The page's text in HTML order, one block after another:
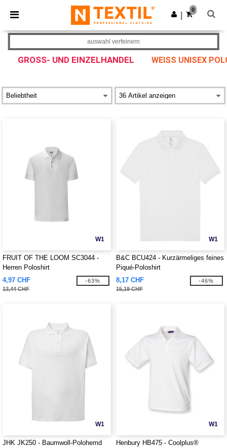
× Ntextil App
Bessere Preise in der App!
App holen
0
GROSS- UND EINZELHANDEL WEISS UNISEX
auswahl verfeinern
W1
FRUIT OF THE LOOM SC3044 -
Herren Poloshirt
4,97 CHF
13,44 CHF
-63%
W1
B&C BCU424 - Kurzärmeliges feines
Piqué-Poloshirt
8,17 CHF
15,19 CHF
-46%
W1
JHK JK250 - Baumwoll-Polohemd
W1
Henbury HB475 - Coolplus®